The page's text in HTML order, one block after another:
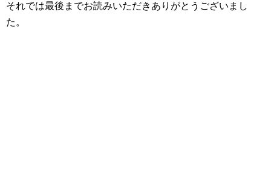
それでは最後までお読みいただきありがとうございまし
た。